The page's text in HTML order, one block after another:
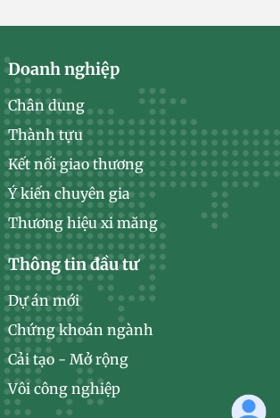
Doanh nghiệp
Chân dung
Thành tựu
Kết nối giao thương
Ý kiến chuyên gia
Thương hiệu xi măng
Thông tin đầu tư
Dự án mới
Chứng khoán ngành
Cải tạo - Mở rộng
Vôi công nghiệp